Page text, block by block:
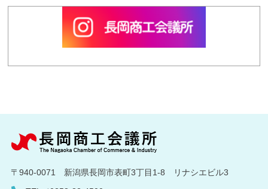
〒940-0071 新潟県長岡市表町3丁目1-8 リナシエビル3